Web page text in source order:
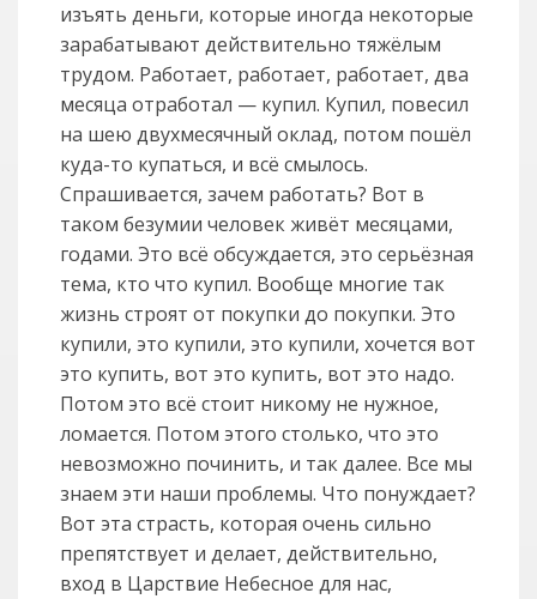
изъять деньги, которые иногда некоторые
зарабатывают действительно тяжёлым
трудом. Работает, работает, работает, два
месяца отработал — купил. Купил, повесил
на шею двухмесячный оклад, потом пошёл
куда-то купаться, и всё смылось.
Спрашивается, зачем работать? Вот в
таком безумии человек живёт месяцами,
годами. Это всё обсуждается, это серьёзная
тема, кто что купил. Вообще многие так
жизнь строят от покупки до покупки. Это
купили, это купили, это купили, хочется вот
это купить, вот это купить, вот это надо.
Потом это всё стоит никому не нужное,
ломается. Потом этого столько, что это
невозможно починить, и так далее. Все мы
знаем эти наши проблемы. Что понуждает?
Вот эта страсть, которая очень сильно
препятствует и делает, действительно,
вход в Царствие Небесное для нас,